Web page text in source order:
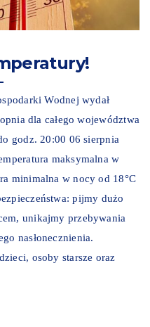
Wodnej wydał
dla całego województwa
godz. 20:00 06 sierpnia
maksymalna w
minimalna w nocy od 18°C
pijmy dużo
unikajmy przebywania
nasłonecznienia.
osoby starsze oraz